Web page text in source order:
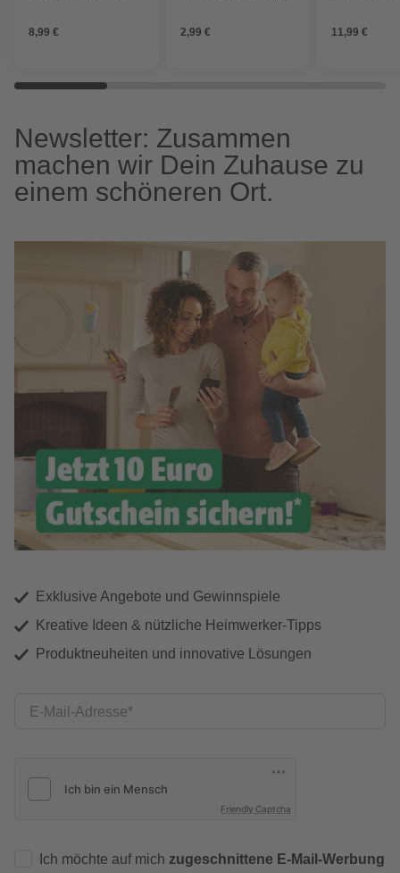
8,99 € 2,99 € 11,99 €
Newsletter: Zusammen
machen wir Dein Zuhause zu
einem schöneren Ort.
Exklusive Angebote und Gewinnspiele
Kreative Ideen & nützliche Heimwerker-Tipps
Produktneuheiten und innovative Lösungen
E-Mail-Adresse
Friendly Captcha
Ich möchte auf mich zugeschnittene E-Mail-Werbung